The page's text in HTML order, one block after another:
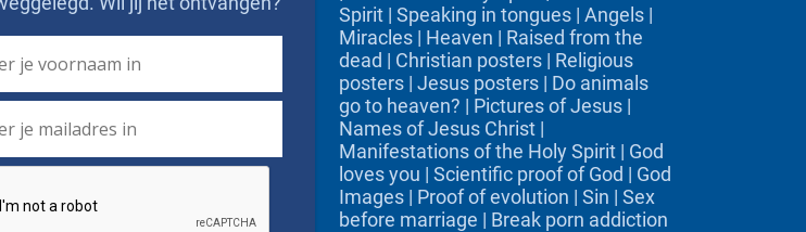
*
Spirit | Speaking in tongues | Angels |
Miracles | Heaven | Raised from the
dead | Christian posters | Religious
posters | Jesus posters | Do animals
go to heaven? | Pictures of Jesus |
Names of Jesus Christ |
Manifestations of the Holy Spirit | God
loves you | Scientific proof of God | God
Images | Proof of evolution | Sin | Sex
before marriage | Break porn addiction